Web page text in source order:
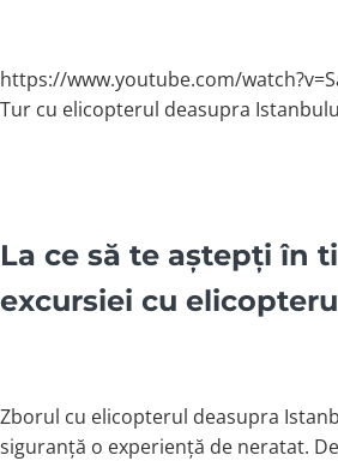
https://www.youtube.com/
Tur cu elicopterul deasupra
La ce să te aștepți în
excursiei cu
Zborul cu elicopterul deasupra
siguranță o experiență de neratat.